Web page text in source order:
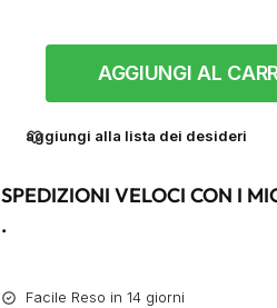
AGGIUNGI AL
aggiungi alla lista dei desideri
SPEDIZIONI VELOCI CON I
.
Facile Reso in 14 giorni